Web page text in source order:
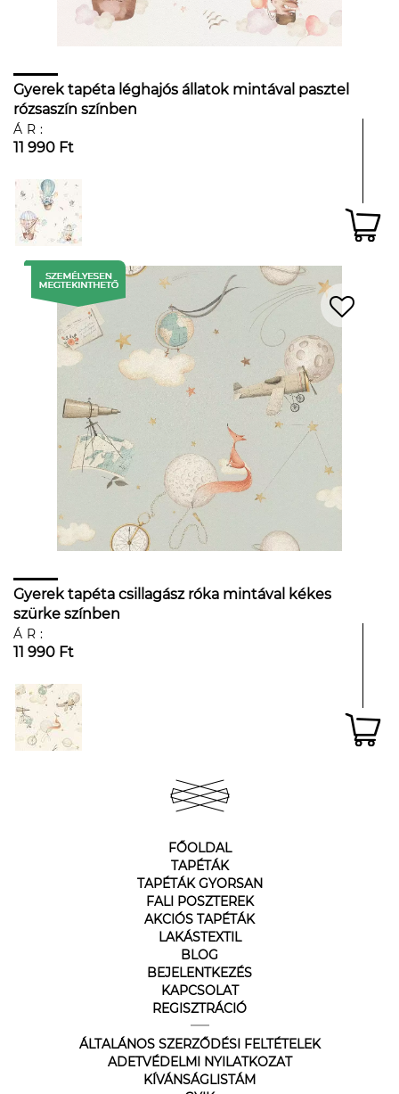
Gyerek tapéta léghajós állatok mintával pasztel
rózsaszín színben
ÁR:
11 990 Ft
Gyerek tapéta csillagász róka mintával kékes
szürke színben
ÁR:
11 990 Ft
FŐOLDAL
TAPÉTÁK
TAPÉTÁK GYORSAN
FALI POSZTEREK
AKCIÓS TAPÉTÁK
LAKÁSTEXTIL
BLOG
BEJELENTKEZÉS
KAPCSOLAT
REGISZTRÁCIÓ
ÁLTALÁNOS SZERZŐDÉSI FELTÉTELEK
ADETVÉDELMI NYILATKOZAT
KÍVÁNSÁGLISTÁM